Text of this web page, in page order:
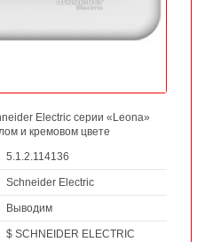
Electric серии «Leona»
и кремовом цвете
5.1.2.114136
Schneider Electric
Выводим
$ SCHNEIDER ELECTRIC